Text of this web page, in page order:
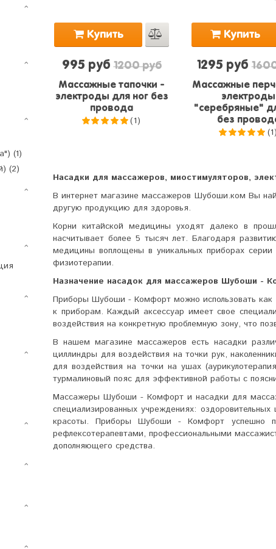
(1)
(2)
Купить
995 руб1200 руб
Массажные тапочки -
электроды для ног без
провода
(1)
Купить
1295 руб
Массажные
электроды
"серебряные"
без
(1)
Насадки для массажеров, миостимуляторов,
В интернет магазине массажеров Шубоши.ком Вы
другую продукцию для здоровья.
Корни китайской медицины уходят далеко в
насчитывает более 5 тысяч лет. Благодаря
медицины воплощены в уникальных приборах
физиотерапии.
Назначение насадок для массажеров Шубоши -
Приборы Шубоши - Комфорт можно использовать как
к приборам. Каждый аксессуар имеет свое
воздействия на конкретную проблемную зону, что
В нашем магазине массажеров есть насадки
циллиндры для воздействия на точки рук,
для воздействия на точки на ушах
турмалиновый пояс для эффективной работы с
Массажеры Шубоши - Комфорт и насадки для
специализированных учреждениях:
красоты. Приборы Шубоши - Комфорт успешно
рефлексотерапевтами, профессиональными
дополняющего средства.